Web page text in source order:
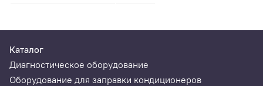
Каталог
Диагностическое оборудование
Оборудование для заправки кондиционеров